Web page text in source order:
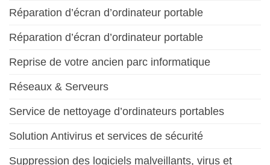
Réparation d’écran d’ordinateur portable
Réparation d’écran d’ordinateur portable
Reprise de votre ancien parc informatique
Réseaux & Serveurs
Service de nettoyage d’ordinateurs portables
Solution Antivirus et services de sécurité
Suppression des logiciels malveillants, virus et